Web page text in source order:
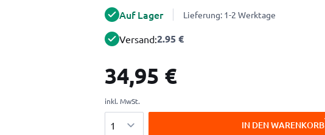
Auf Lager Lieferung: 1-2 Werktage
Versand:2.95 €
34,95 €
inkl. MwSt.
IN DEN WARENKORB